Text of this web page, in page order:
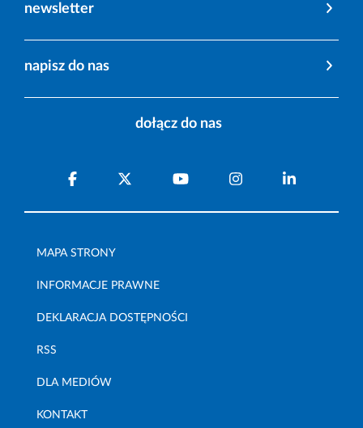
newsletter
napisz do nas
dołącz do nas
MAPA STRONY
INFORMACJE PRAWNE
DEKLARACJA DOSTĘPNOŚCI
RSS
DLA MEDIÓW
KONTAKT